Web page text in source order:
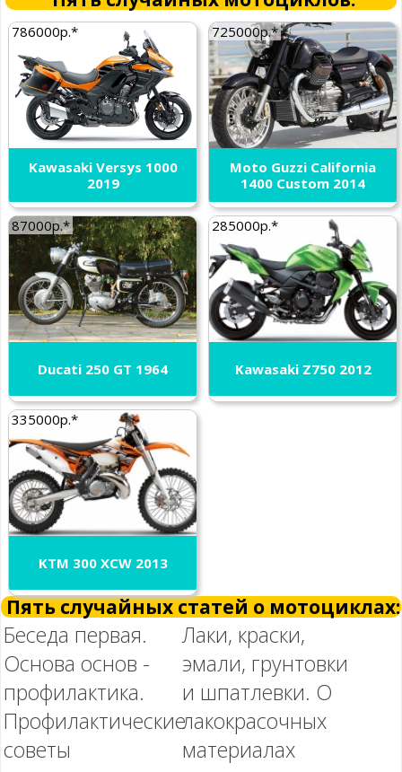
786000р.*
Kawasaki Versys 1000
2019
725000р.*
Moto Guzzi California
1400 Custom 2014
87000р.*
Ducati 250 GT 1964
285000р.*
Kawasaki Z750 2012
335000р.*
KTM 300 XCW 2013
Пять случайных статей о мотоциклах:
Беседа первая.
Основа основ -
профилактика.
Профилактические
советы
Лаки, краски,
эмали, грунтовки
и шпатлевки. О
лакокрасочных
материалах